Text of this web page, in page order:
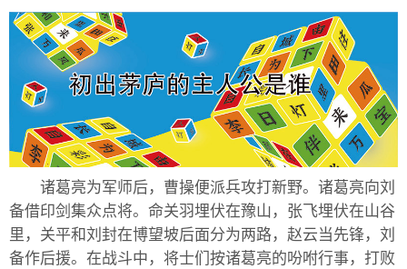
诸葛亮为军师后，曹操便派兵攻打新野。诸葛亮向刘
备借印剑集众点将。命关羽埋伏在豫山，张飞埋伏在山谷
里，关平和刘封在博望坡后面分为两路，赵云当先锋，刘
备作后援。在战斗中，将士们按诸葛亮的吩咐行事，打败